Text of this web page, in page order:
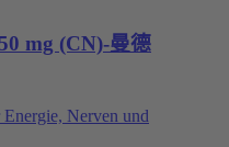
mg (CN)-曼德
Nerven und